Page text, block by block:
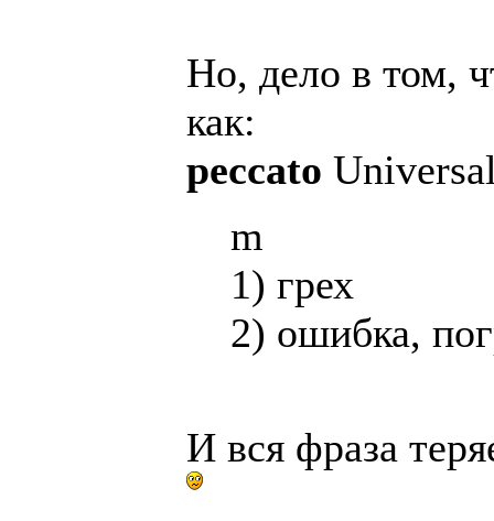
Но, дело в том,
как:
peccato
m
1) грех
2) ошибка,
И вся фраза